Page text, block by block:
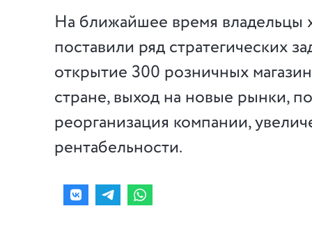
На ближайшее время владельцы
поставили ряд стратегических
открытие 300 розничных
стране, выход на новые рынки,
реорганизация компании,
рентабельности.